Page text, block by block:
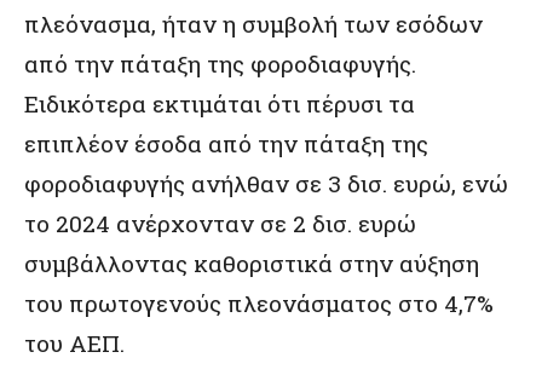
πλεόνασμα, ήταν η συμβολή των εσόδων
από την πάταξη της φοροδιαφυγής.
Ειδικότερα εκτιμάται ότι πέρυσι τα
επιπλέον έσοδα από την πάταξη της
φοροδιαφυγής ανήλθαν σε 3 δισ. ευρώ, ενώ
το 2024 ανέρχονταν σε 2 δισ. ευρώ
συμβάλλοντας καθοριστικά στην αύξηση
του πρωτογενούς πλεονάσματος στο 4,7%
του ΑΕΠ.